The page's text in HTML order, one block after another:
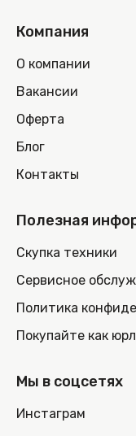
Компания
О компании
Вакансии
Оферта
Блог
Контакты
Полезная
Скупка техники
Сервисное
Политика
Покупайте как
Мы в соцсетях
Инстаграм